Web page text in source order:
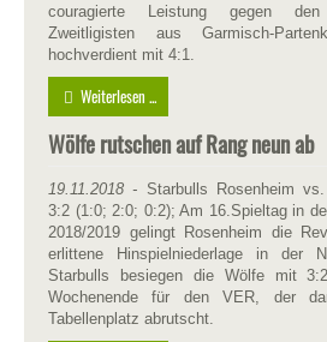
couragierte Leistung gegen den
Zweitligisten aus Garmisch-
hochverdient mit 4:1.
Weiterlesen ...
Wölfe rutschen auf Rang neun ab
19.11.2018 - Starbulls Rosenheim
3:2 (1:0; 2:0; 0:2); Am 16.Spieltag in
2018/2019 gelingt Rosenheim die
erlittene Hinspielniederlage in der
Starbulls besiegen die Wölfe mit
Wochenende für den VER, der
Tabellenplatz abrutscht.